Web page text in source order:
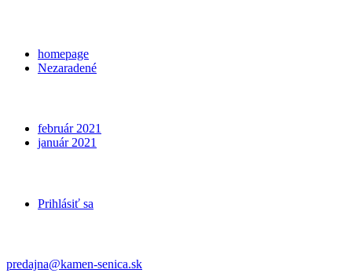
homepage
Nezaradené
február 2021
január 2021
Prihlásiť sa
predajna@kamen-senica.sk